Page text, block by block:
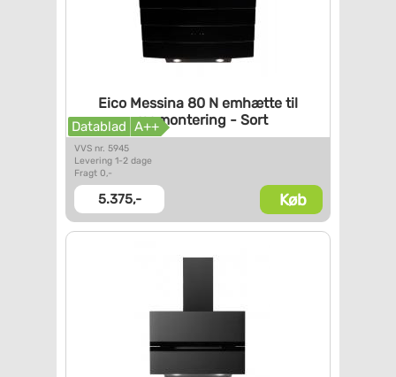
Eico Messina 80 N emhætte til
vægmontering - Sort
Datablad A++
VVS nr. 5945
Levering 1-2 dage
Fragt 0,-
5.375,- Køb